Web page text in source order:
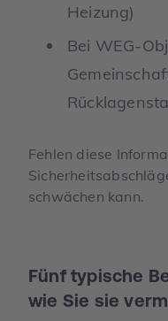
Heizung)
Bei WEG-
Fehlen diese
schwächen kann.
Fünf typische
wie Sie sie